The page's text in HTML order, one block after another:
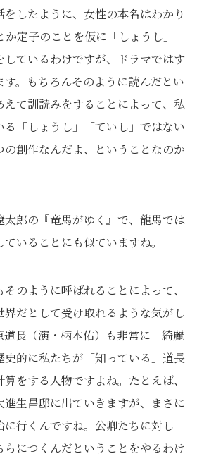
したように、女性の本名はわかり
定子のことを仮に「しょうし」
しているわけですが、ドラマではす
。もちろんそのように読んだとい
えて訓読みをすることによって、私
「しょうし」「ていし」ではない
の創作なんだよ、ということなのか
太郎の『竜馬がゆく』で、龍馬では
いることにも似ていますね。
のように呼ばれることによって、
だとして受け取れるような気がし
長（演・柄本佑）も非常に「綺麗
的に私たちが「知っている」道長
をする人物ですよね。たとえば、
生昌邸に出ていきますが、まさに
行くんですね。公卿たちに対し
につくんだということをやるわけ